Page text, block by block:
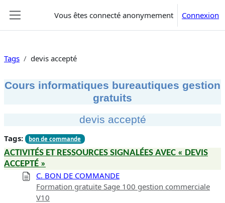
Vous êtes connecté anonymement Connexion
Tags devis accepté
Cours informatiques bureautiques gestion
gratuits
devis accepté
Tags: bon de commande
ACTIVITÉS ET RESSOURCES SIGNALÉES AVEC « DEVIS
ACCEPTÉ »
C. BON DE COMMANDE
Formation gratuite Sage 100 gestion commerciale
V10